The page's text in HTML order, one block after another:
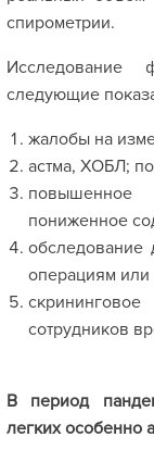
спирометрии.
Исследование
следующие
жалобы на
астма, ХОБЛ;
повышенное
пониженное
обследование
операциям
сотрудников
В период
легких особенно